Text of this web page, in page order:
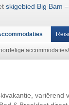
skigebied Big Bam
variërend